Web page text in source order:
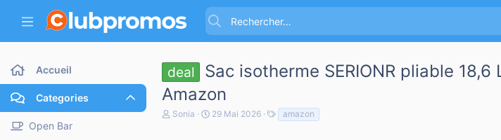
Accueil
Categories
Open Bar
deal
Sac isotherme SERIONR pliable
Amazon
A
Sonia
D
29 Mai 2026
a
amazon